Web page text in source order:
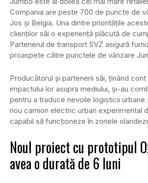
Compania are peste 700 de puncte de
Jos și Belgia. Una dintre prioritățile
clienților săi o experiență plăcută de
Partenerul de transport SVZ asigură
proaspete către punctele de vânzare
Producătorul și partenerii săi, ținând cont
impactului lor asupra mediului, și-au
pentru a traduce nevoile logisticii urbane
nou camion electric urban experimental
capabil să funcționeze în zonele
Noul proiect cu prototipul
avea o durată de 6 luni